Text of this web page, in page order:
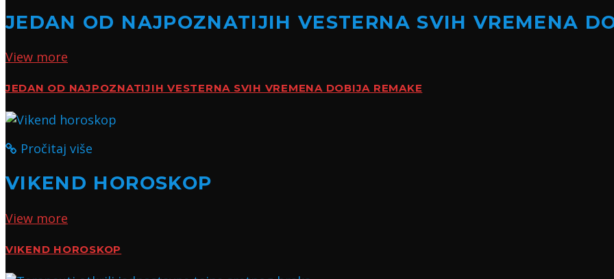
JEDAN OD NAJPOZNATIJIH VESTERNA SVIH VREMENA
View more
JEDAN OD NAJPOZNATIJIH VESTERNA SVIH VREMENA DOBIJA REMAKE
Pročitaj više
VIKEND HOROSKOP
View more
VIKEND HOROSKOP